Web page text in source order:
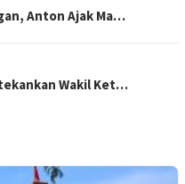
Anton Ajak Ma…
Wakil Ket…